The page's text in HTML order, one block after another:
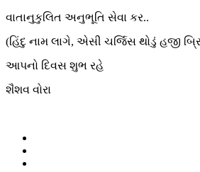
વાતાનુકુલિત અનુભૂતિ સેવા કર..
(હિંદુ નામ લાગે, એસી ચર્જિસ થોડું હજી
આપનો દિવસ શુભ રહે
શૈશવ વોરા